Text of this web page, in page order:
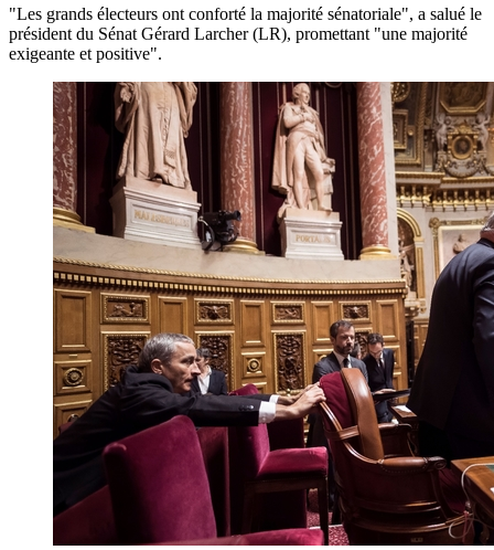
"Les grands électeurs ont conforté la majorité sénatoriale", a salué le
président du Sénat Gérard Larcher (LR), promettant "une majorité
exigeante et positive".